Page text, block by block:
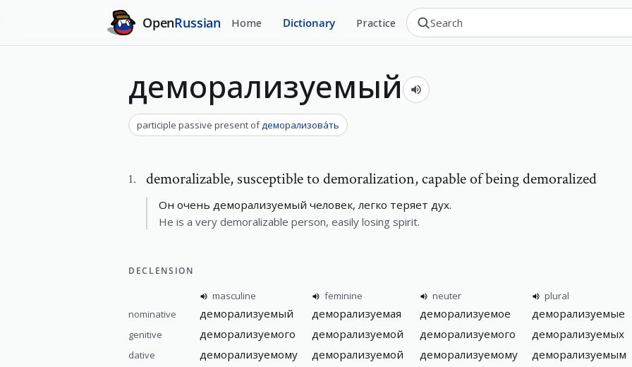
OpenRussian Home Dictionary Practice
деморализуемый
participle passive present ofдеморализова́ть
1. demoralizable, susceptible to demoralization, capable of being demoralized
Он очень деморализуемый человек, легко теряет дух.
He is a very demoralizable person, easily losing spirit.
DECLENSION
masculine feminine neuter
plural
nominative
деморализуемый деморализуемая деморализуемое деморализуемые
genitive деморализуемого деморализуемой деморализуемого деморализуемых
dative деморализуемому деморализуемой деморализуемому деморализуемым